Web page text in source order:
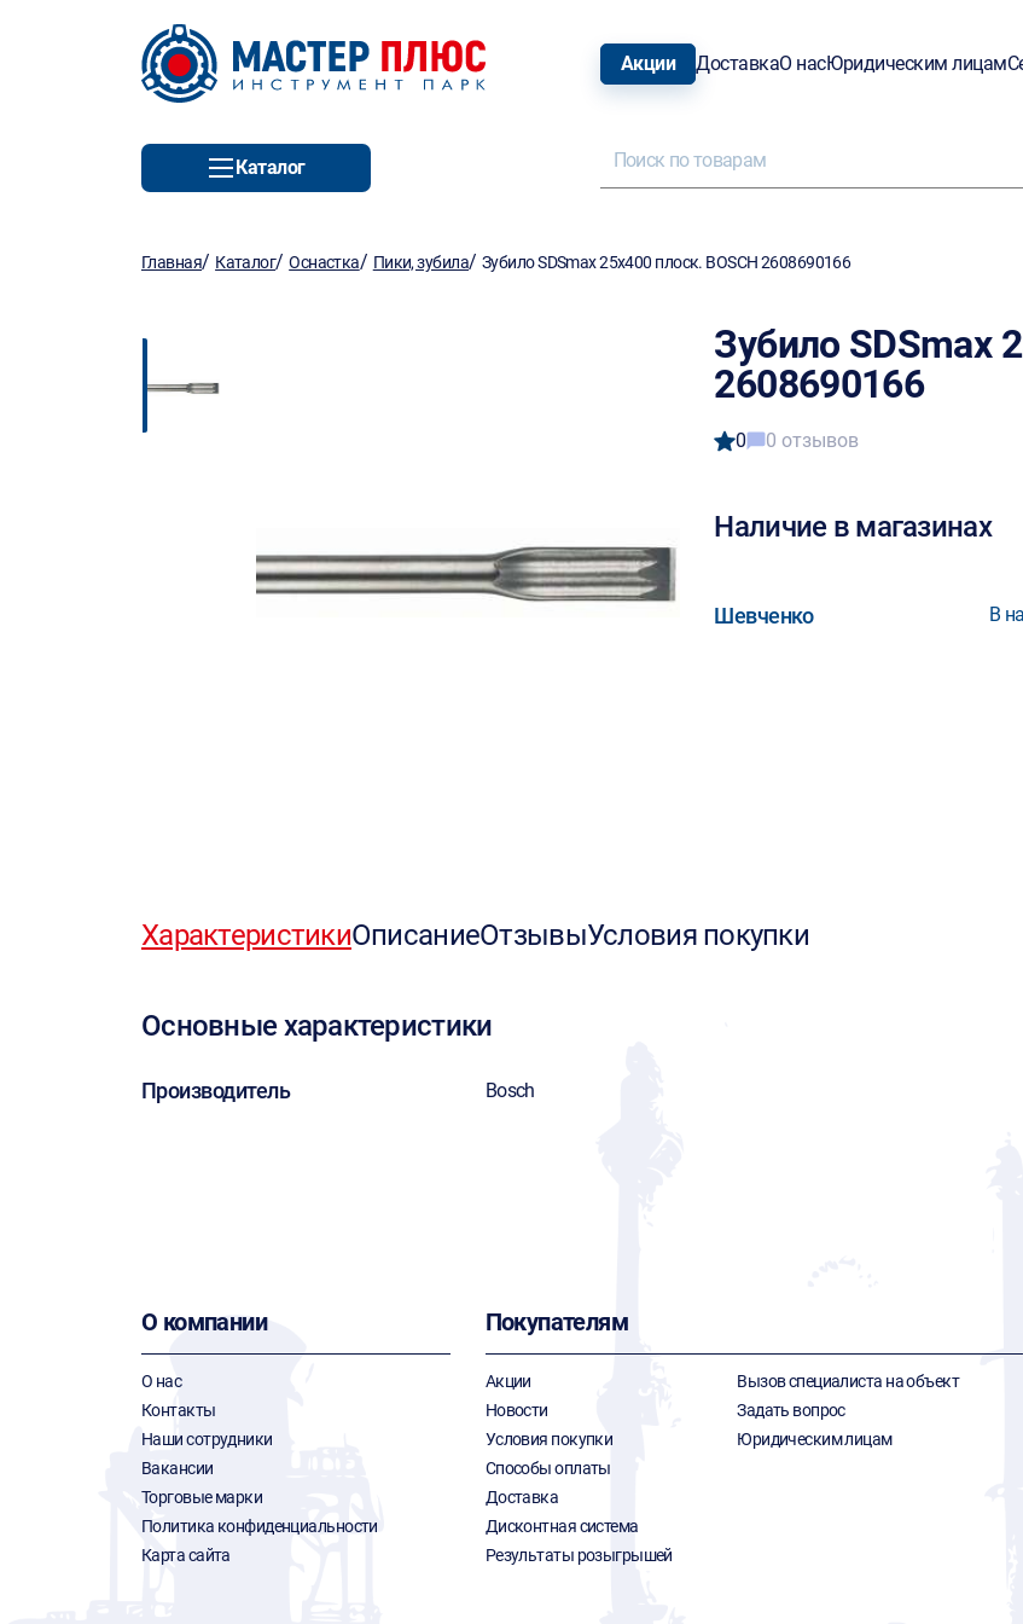
Акции ДоставкаО насЮридическим лицам
Каталог
Главная/ Каталог/Оснастка/ Пики, зубила/ Зубило SDSmax 25х400 плоск. BOSCH 2608690166
Зубило SDSmax
2608690166
0 0 отзывов
Наличие в магазинах
Шевченко В
ХарактеристикиОписаниеОтзывыУсловия покупки
Основные характеристики
Производитель Bosch
О компании
О нас
Контакты
Наши сотрудники
Вакансии
Торговые марки
Политика конфиденциальности
Карта сайта
Покупателям
Акции
Новости
Условия покупки
Способы оплаты
Доставка
Дисконтная система
Результаты розыгрышей
Вызов специалиста на объект
Задать вопрос
Юридическим лицам